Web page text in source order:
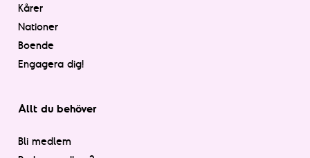
Kårer
Nationer
Boende
Engagera dig!
Allt du behöver
Bli medlem